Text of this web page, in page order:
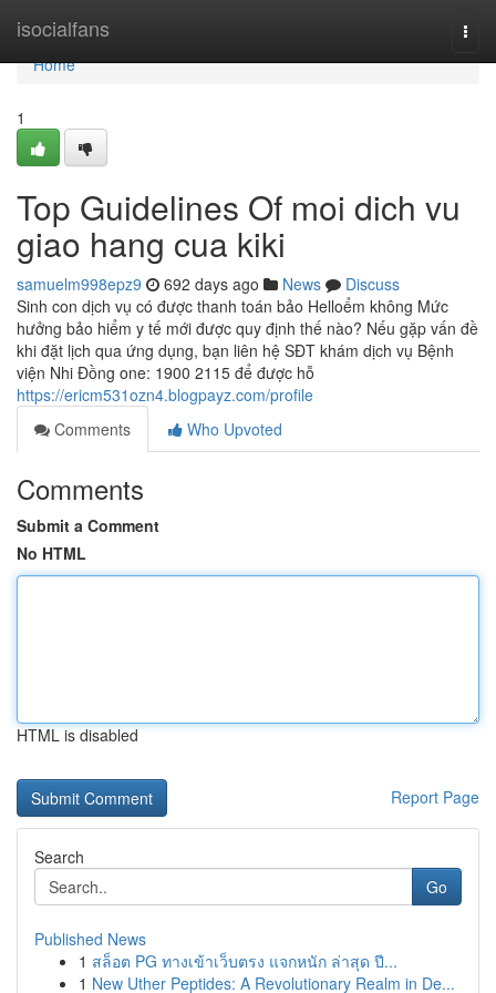
isocialfans
Home
Home
1
Top Guidelines Of moi dich vu
giao hang cua kiki
samuelm998epz9 692 days ago News
Discuss
Sinh con dịch vụ có được thanh toán bảo Helloểm không Mức
hưởng bảo hiểm y tế mới được quy định thế nào? Nếu gặp vấn đề
khi đặt lịch qua ứng dụng, bạn liên hệ SĐT khám dịch vụ Bệnh
viện Nhi Đồng one: 1900 2115 để được hỗ
https://ericm531ozn4.blogpayz.com/profile
Comments
Who Upvoted
Comments
Submit a Comment
No HTML
HTML is disabled
Report Page
Search
Go
Published News
1 สล็อต PG ทางเข้าเว็บตรง แจกหนัก ล่าสุด ปี...
1 New Uther Peptides: A Revolutionary Realm in De...